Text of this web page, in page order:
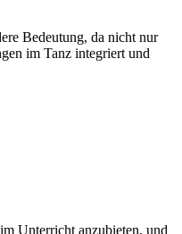
Bedeutung, da nicht nur
im Tanz integriert und
Unterricht anzubieten, und